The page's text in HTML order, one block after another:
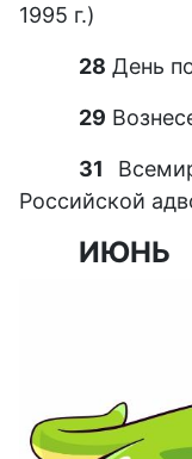
1995 г.)
28 День
29
31
Российской
ИЮНЬ